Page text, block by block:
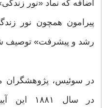
اضافه که نماد «نور
پیرامون همچون نور
رشد و پیشرفت» توصیف
در سال